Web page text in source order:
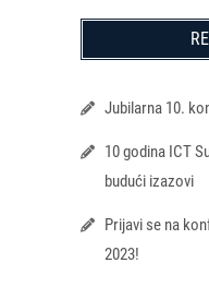
Jubilarna 10.
10 godina ICT
budući izazovi
Prijavi se na
2023!